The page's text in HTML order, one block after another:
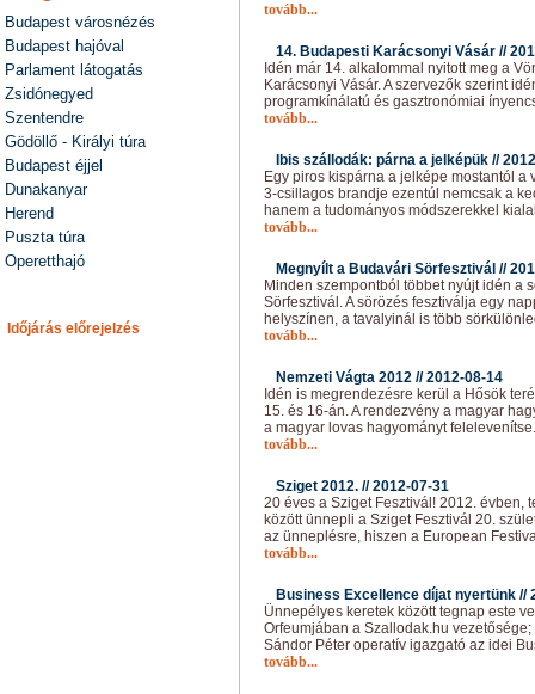
Budapest városnézés
Budapest hajóval
Parlament látogatás
Zsidónegyed
Szentendre
Gödöllő - Királyi túra
Budapest éjjel
Dunakanyar
Herend
Puszta túra
Operetthajó
Időjárás előrejelzés
tovább...
14. Budapesti Karácsonyi Vásár //
Idén már 14. alkalommal nyitott meg a
Karácsonyi Vásár. A szervezők szerint
programkínálatú és gasztronómiai
tovább...
Ibis szállodák: párna a jelképük //
Egy piros kispárna a jelképe mostantól a
3-csillagos brandje ezentúl nemcsak a
hanem a tudományos módszerekkel
tovább...
Megnyílt a Budavári Sörfesztivál //
Minden szempontból többet nyújt idén a
Sörfesztivál. A sörözés fesztiválja egy
helyszínen, a tavalyinál is több
tovább...
Nemzeti Vágta 2012 //2012-08-14
Idén is megrendezésre kerül a Hősök
15. és 16-án. A rendezvény a magyar
a magyar lovas hagyományt
tovább...
Sziget 2012. //2012-07-31
20 éves a Sziget Fesztivál! 2012. évben,
között ünnepli a Sziget Fesztivál 20.
az ünneplésre, hiszen a European
tovább...
Business Excellence díjat nyertünk //
Ünnepélyes keretek között tegnap este
Orfeumjában a Szallodak.hu
Sándor Péter operatív igazgató az idei
tovább...